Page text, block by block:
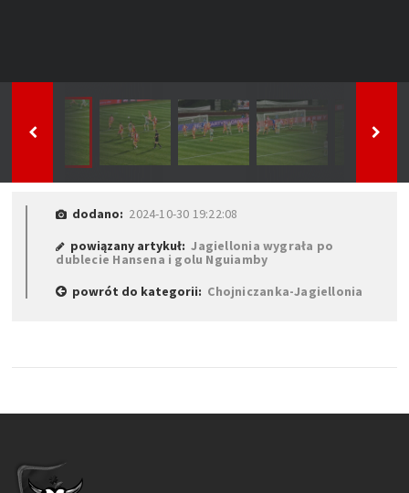
dodano: 2024-10-30 19:22:08
powiązany artykuł:Jagiellonia wygrała po
dublecie Hansena i golu Nguiamby
powrót do kategorii: Chojniczanka-Jagiellonia